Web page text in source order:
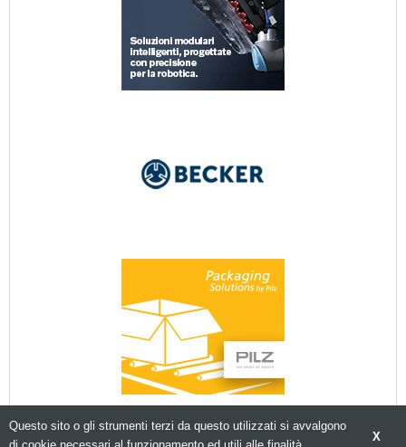
X
Questo sito o gli strumenti terzi da questo utilizzati si avvalgono